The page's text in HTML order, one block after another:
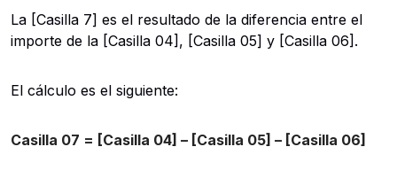
La [Casilla 7] es el resultado de la diferencia entre el
importe de la [Casilla 04], [Casilla 05] y [Casilla 06].
El cálculo es el siguiente:
Casilla 07 = [Casilla 04] – [Casilla 05] – [Casilla 06]